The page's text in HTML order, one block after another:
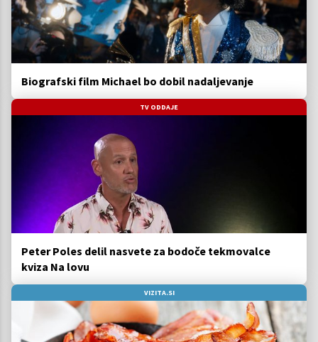
Biografski film Michael bo dobil nadaljevanje
TV ODDAJE
Peter Poles delil nasvete za bodoče tekmovalce
kviza Na lovu
VIZITA.SI